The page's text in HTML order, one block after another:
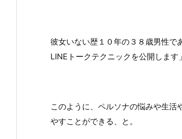
彼女いない歴１０年の３８歳男性で
LINEトークテクニックを公開します
このように、ペルソナの悩みや生
やすことができる、と。